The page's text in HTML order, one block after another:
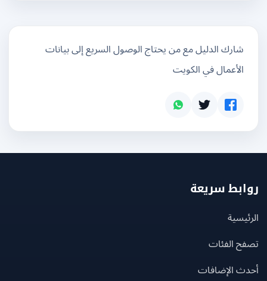
شارك الدليل مع من يحتاج الوصول السريع إلى بيانات
الأعمال في الكويت
سريعة
الفئات
الإضافات